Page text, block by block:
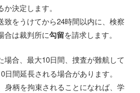
決定します。
致をうけてから24時間以内に、検察
合は裁判所に勾留を請求します。
場合、最大10日間、捜査が難航して
間延長される場合があります。
身柄を拘束されることになれば、学